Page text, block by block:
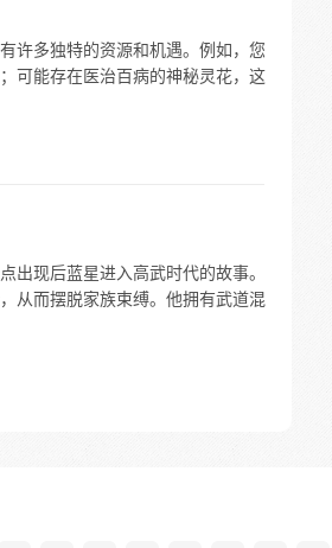
许多独特的资源和机遇。例如，您
可能存在医治百病的神秘灵花，这
出现后蓝星进入高武时代的故事。
从而摆脱家族束缚。他拥有武道混